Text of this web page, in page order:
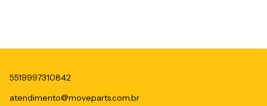
5519997310842
atendimento@moveparts.com.br